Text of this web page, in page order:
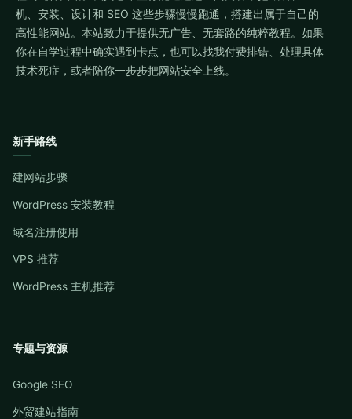
机、安装、设计和 SEO 这些步骤慢慢跑通，搭建出属于自己的
高性能网站。本站致力于提供无广告、无套路的纯粹教程。如果
你在自学过程中确实遇到卡点，也可以找我付费排错、处理具体
技术死症，或者陪你一步步把网站安全上线。
新手路线
建网站步骤
WordPress 安装教程
域名注册使用
VPS 推荐
WordPress 主机推荐
专题与资源
Google SEO
外贸建站指南